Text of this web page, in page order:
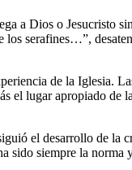
a Dios o Jesucristo
serafines…”,
de la Iglesia.
el lugar apropiado de
el desarrollo de la
sido siempre la norma